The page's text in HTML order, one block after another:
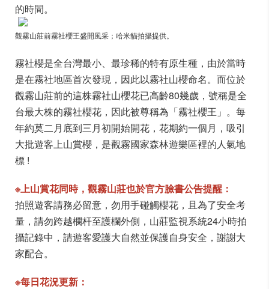
的時間。
觀霧山莊前霧社櫻王盛開風采；哈米貓拍攝提供。
霧社櫻是全台灣最小、最珍稀的特有原生種，由於當時
是在霧社地區首次發現，因此以霧社山櫻命名。而位於
觀霧山莊前的這株霧社山櫻花已高齡80幾歲，號稱是全
台最大株的霧社櫻花，因此被尊稱為「霧社櫻王」。每
年約莫二月底到三月初開始開花，花期約一個月，吸引
大批遊客上山賞櫻，是觀霧國家森林遊樂區裡的人氣地
標 !
※上山賞花同時，觀霧山莊也於官方臉書公告提醒：
拍照遊客請務必留意，勿用手碰觸櫻花，且為了安全考
量，請勿跨越欄杆至護欄外側，山莊監視系統24小時拍
攝記錄中，請遊客愛護大自然並保護自身安全，謝謝大
家配合。
※每日花況更新：